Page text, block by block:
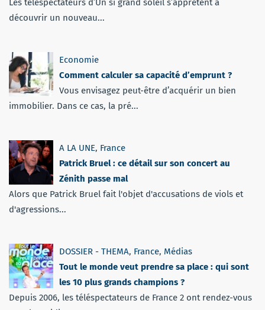
Les téléspectateurs d’Un si grand soleil s’apprêtent à
découvrir un nouveau...
Economie
Comment calculer sa capacité d’emprunt ?
Vous envisagez peut-être d’acquérir un bien
immobilier. Dans ce cas, la pré...
A LA UNE, France
Patrick Bruel : ce détail sur son concert au
Zénith passe mal
Alors que Patrick Bruel fait l'objet d'accusations de viols et
d'agressions...
DOSSIER - THEMA, France, Médias
Tout le monde veut prendre sa place : qui sont
les 10 plus grands champions ?
Depuis 2006, les téléspectateurs de France 2 ont rendez-vous